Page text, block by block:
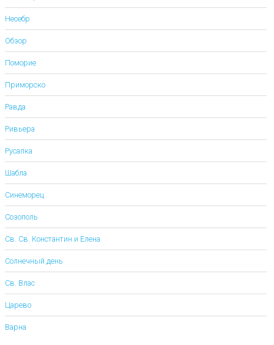
Несебр
Обзор
Поморие
Приморско
Равда
Ривьера
Русалка
Шабла
Синеморец
Созополь
Св. Св. Константин и Елена
Солнечный день
Св. Влас
Царево
Варна